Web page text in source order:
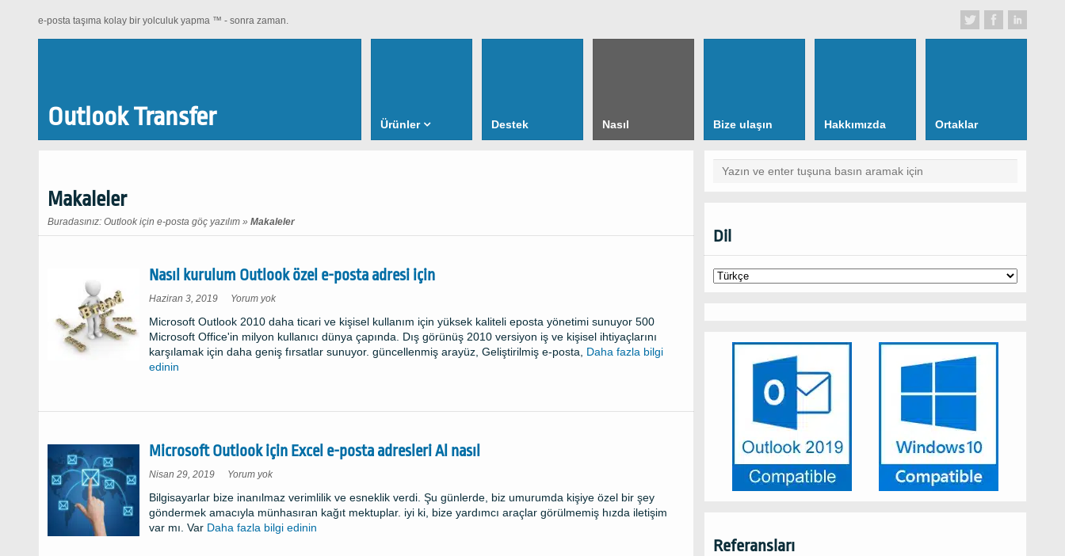
e-posta taşıma kolay bir yolculuk yapma ™ - sonra zaman.
Outlook Transfer Ürünler Destek Nasıl Bize ulaşın Hakkımızda Ortaklar
Makaleler
Buradasınız: Outlook için e-posta göç yazılım » Makaleler
Nasıl kurulum Outlook özel e-posta adresi için
Haziran 3, 2019 Yorum yokon
to
setup
Outlook
for
custom
email
Microsoft Outlook 2010 daha ticari ve kişisel kullanım için yüksek kaliteli eposta yönetimi sunuyor 500
Microsoft Office'in milyon kullanıcı dünya çapında. Dış görünüş 2010 versiyon iş ve kişisel ihtiyaçlarını
karşılamak için daha geniş fırsatlar sunuyor. güncellenmiş arayüz, Geliştirilmiş e-posta, Daha fazla bilgi
edinin
Microsoft Outlook için Excel e-posta adresleri Al nasıl
Nisan 29, 2019 Yorum yokMicrosoft
Excel
e-
posta
adresleri
Al
Bilgisayarlar bize inanılmaz verimlilik ve esneklik verdi. Şu günlerde, biz umurumda kişiye özel bir şey
göndermek amacıyla münhasıran kağıt mektuplar. iyi ki, bize yardımcı araçlar görülmemiş hızda iletişim
var mı. Var Daha fazla bilgi edinin
Dil
Referansları